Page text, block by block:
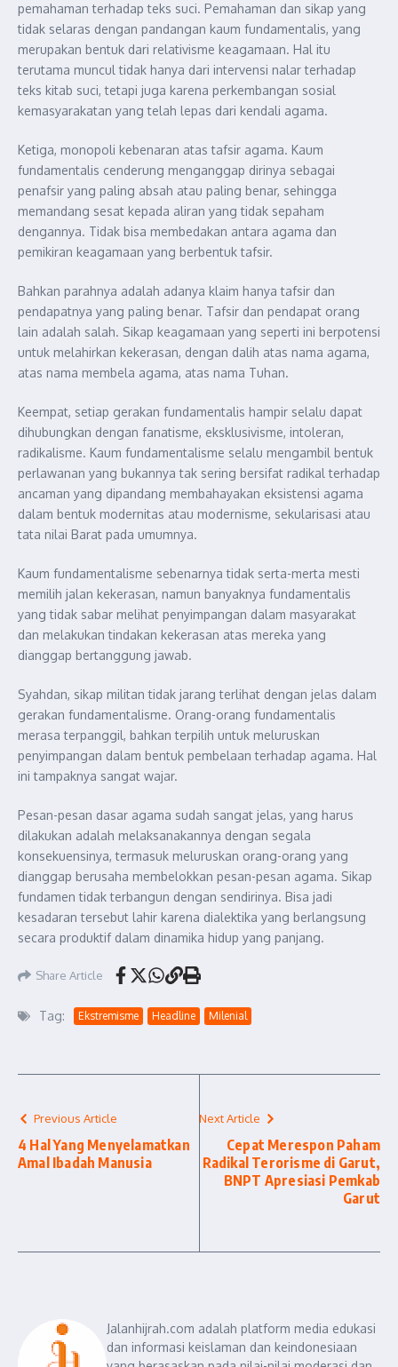
pemahaman terhadap teks suci. Pemahaman dan sikap yang
tidak selaras dengan pandangan kaum fundamentalis, yang
merupakan bentuk dari relativisme keagamaan. Hal itu
terutama muncul tidak hanya dari intervensi nalar terhadap
teks kitab suci, tetapi juga karena perkembangan sosial
kemasyarakatan yang telah lepas dari kendali agama.
Ketiga, monopoli kebenaran atas tafsir agama. Kaum
fundamentalis cenderung menganggap dirinya sebagai
penafsir yang paling absah atau paling benar, sehingga
memandang sesat kepada aliran yang tidak sepaham
dengannya. Tidak bisa membedakan antara agama dan
pemikiran keagamaan yang berbentuk tafsir.
Bahkan parahnya adalah adanya klaim hanya tafsir dan
pendapatnya yang paling benar. Tafsir dan pendapat orang
lain adalah salah. Sikap keagamaan yang seperti ini berpotensi
untuk melahirkan kekerasan, dengan dalih atas nama agama,
atas nama membela agama, atas nama Tuhan.
Keempat, setiap gerakan fundamentalis hampir selalu dapat
dihubungkan dengan fanatisme, eksklusivisme, intoleran,
radikalisme. Kaum fundamentalisme selalu mengambil bentuk
perlawanan yang bukannya tak sering bersifat radikal terhadap
ancaman yang dipandang membahayakan eksistensi agama
dalam bentuk modernitas atau modernisme, sekularisasi atau
tata nilai Barat pada umumnya.
Kaum fundamentalisme sebenarnya tidak serta-merta mesti
memilih jalan kekerasan, namun banyaknya fundamentalis
yang tidak sabar melihat penyimpangan dalam masyarakat
dan melakukan tindakan kekerasan atas mereka yang
dianggap bertanggung jawab.
Syahdan, sikap militan tidak jarang terlihat dengan jelas dalam
gerakan fundamentalisme. Orang-orang fundamentalis
merasa terpanggil, bahkan terpilih untuk meluruskan
penyimpangan dalam bentuk pembelaan terhadap agama. Hal
ini tampaknya sangat wajar.
Pesan-pesan dasar agama sudah sangat jelas, yang harus
dilakukan adalah melaksanakannya dengan segala
konsekuensinya, termasuk meluruskan orang-orang yang
dianggap berusaha membelokkan pesan-pesan agama. Sikap
fundamen tidak terbangun dengan sendirinya. Bisa jadi
kesadaran tersebut lahir karena dialektika yang berlangsung
secara produktif dalam dinamika hidup yang panjang.
Share Article
Tag: Ekstremisme Headline Milenial
Previous Article
4 Hal Yang Menyelamatkan
Amal Ibadah Manusia
Next Article
Cepat Merespon Paham
Radikal Terorisme di Garut,
BNPT Apresiasi Pemkab
Garut
Jalanhijrah.com adalah platform media edukasi
dan informasi keislaman dan keindonesiaan